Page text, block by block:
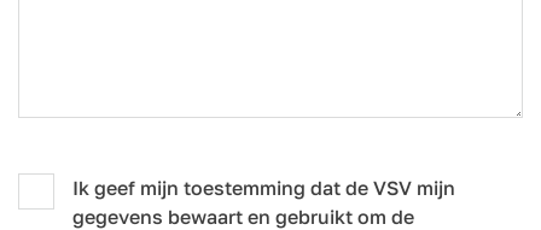
Ik geef mijn toestemming dat de VSV mijn
gegevens bewaart en gebruikt om de